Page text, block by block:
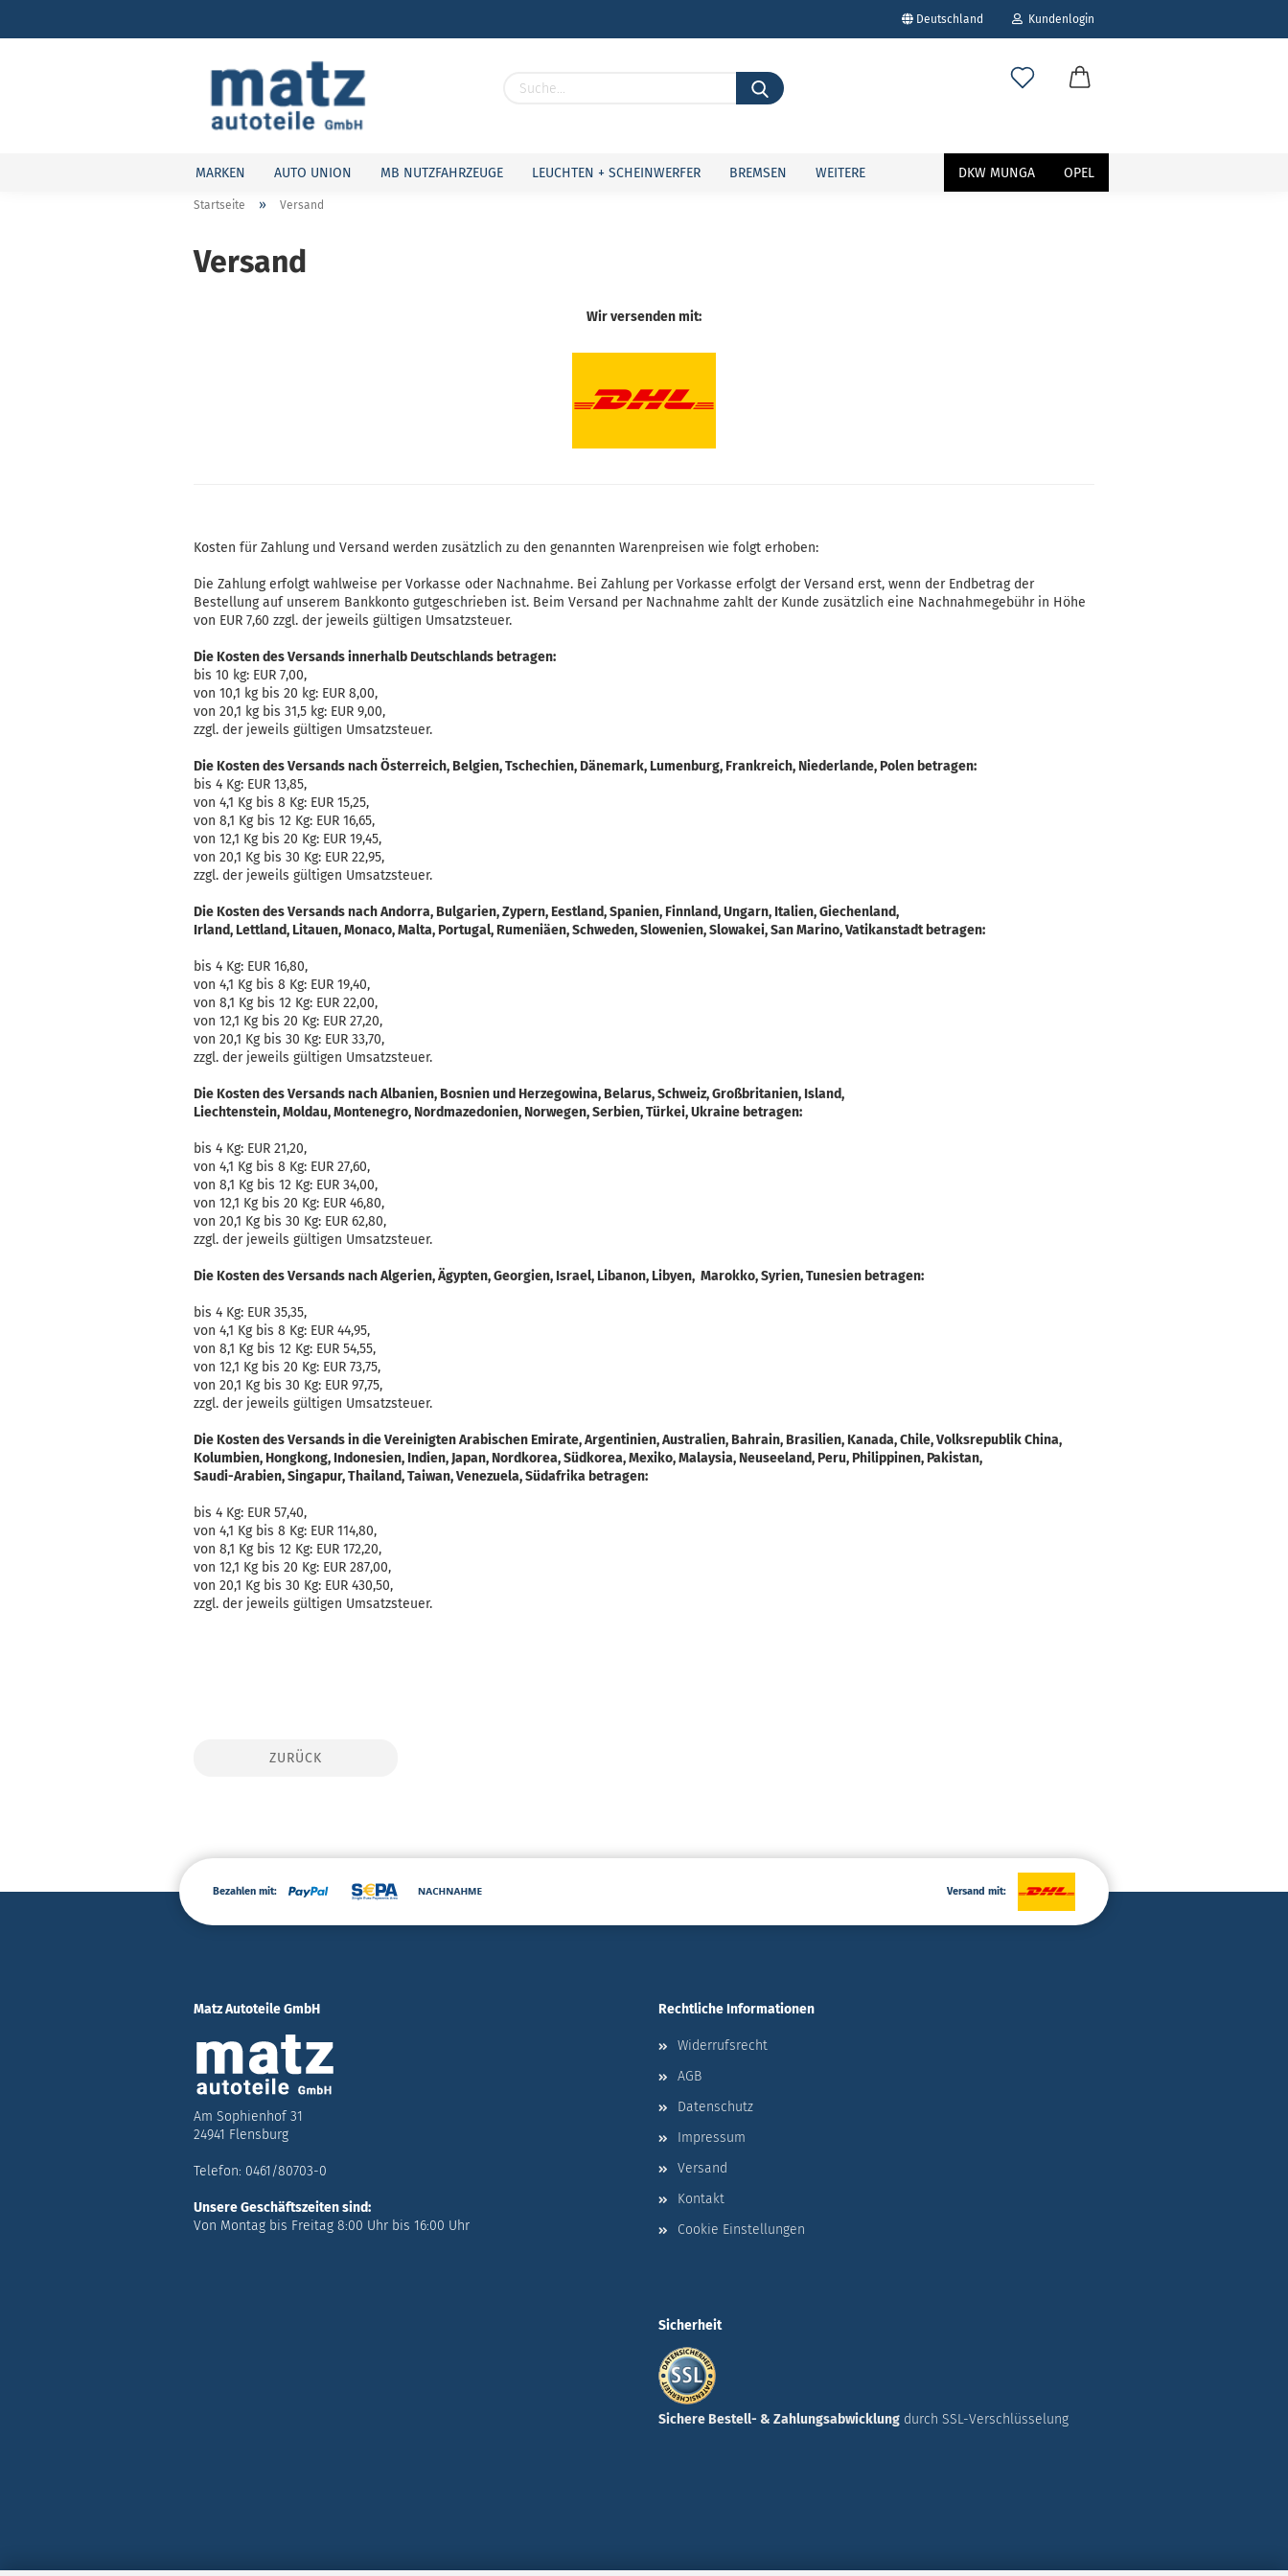
Deutschland Kundenlogin
MARKEN AUTO UNION MB NUTZFAHRZEUGE LEUCHTEN + SCHEINWERFER BREMSEN DKW MUNGA OPEL
WEITERE
Startseite » Versand
Versand
Wir versenden mit:
Kosten für Zahlung und Versand werden zusätzlich zu den genannten Warenpreisen wie folgt erhoben:
Die Zahlung erfolgt wahlweise per Vorkasse oder Nachnahme. Bei Zahlung per Vorkasse erfolgt der Versand erst, wenn der Endbetrag der
Bestellung auf unserem Bankkonto gutgeschrieben ist. Beim Versand per Nachnahme zahlt der Kunde zusätzlich eine Nachnahmegebühr in Höhe
von EUR 7,60 zzgl. der jeweils gültigen Umsatzsteuer.
Die Kosten des Versands innerhalb Deutschlands betragen:
bis 10 kg: EUR 7,00,
von 10,1 kg bis 20 kg: EUR 8,00,
von 20,1 kg bis 31,5 kg: EUR 9,00,
zzgl. der jeweils gültigen Umsatzsteuer.
Die Kosten des Versands nach Österreich, Belgien, Tschechien, Dänemark, Lumenburg, Frankreich, Niederlande, Polen betragen:
bis 4 Kg: EUR 13,85,
von 4,1 Kg bis 8 Kg: EUR 15,25,
von 8,1 Kg bis 12 Kg: EUR 16,65,
von 12,1 Kg bis 20 Kg: EUR 19,45,
von 20,1 Kg bis 30 Kg: EUR 22,95,
zzgl. der jeweils gültigen Umsatzsteuer.
Die Kosten des Versands nach Andorra, Bulgarien, Zypern, Eestland, Spanien, Finnland, Ungarn, Italien, Giechenland,
Irland, Lettland, Litauen, Monaco, Malta, Portugal, Rumeniäen, Schweden, Slowenien, Slowakei, San Marino, Vatikanstadt betragen:
bis 4 Kg: EUR 16,80,
von 4,1 Kg bis 8 Kg: EUR 19,40,
von 8,1 Kg bis 12 Kg: EUR 22,00,
von 12,1 Kg bis 20 Kg: EUR 27,20,
von 20,1 Kg bis 30 Kg: EUR 33,70,
zzgl. der jeweils gültigen Umsatzsteuer.
Die Kosten des Versands nach Albanien, Bosnien und Herzegowina, Belarus, Schweiz, Großbritanien, Island,
Liechtenstein, Moldau, Montenegro, Nordmazedonien, Norwegen, Serbien, Türkei, Ukraine betragen:
bis 4 Kg: EUR 21,20,
von 4,1 Kg bis 8 Kg: EUR 27,60,
von 8,1 Kg bis 12 Kg: EUR 34,00,
von 12,1 Kg bis 20 Kg: EUR 46,80,
von 20,1 Kg bis 30 Kg: EUR 62,80,
zzgl. der jeweils gültigen Umsatzsteuer.
Die Kosten des Versands nach Algerien, Ägypten, Georgien, Israel, Libanon, Libyen, Marokko, Syrien, Tunesien betragen:
bis 4 Kg: EUR 35,35,
von 4,1 Kg bis 8 Kg: EUR 44,95,
von 8,1 Kg bis 12 Kg: EUR 54,55,
von 12,1 Kg bis 20 Kg: EUR 73,75,
von 20,1 Kg bis 30 Kg: EUR 97,75,
zzgl. der jeweils gültigen Umsatzsteuer.
Die Kosten des Versands in die Vereinigten Arabischen Emirate, Argentinien, Australien, Bahrain, Brasilien, Kanada, Chile, Volksrepublik China,
Kolumbien, Hongkong, Indonesien, Indien, Japan, Nordkorea, Südkorea, Mexiko, Malaysia, Neuseeland, Peru, Philippinen, Pakistan,
Saudi-Arabien, Singapur, Thailand, Taiwan, Venezuela, Südafrika betragen:
bis 4 Kg: EUR 57,40,
von 4,1 Kg bis 8 Kg: EUR 114,80,
von 8,1 Kg bis 12 Kg: EUR 172,20,
von 12,1 Kg bis 20 Kg: EUR 287,00,
von 20,1 Kg bis 30 Kg: EUR 430,50,
zzgl. der jeweils gültigen Umsatzsteuer.
ZURÜCK
Bezahlen mit: Versand mit:
Matz Autoteile GmbH
Am Sophienhof 31
24941 Flensburg
Telefon: 0461/80703-0
Unsere Geschäftszeiten sind:
Von Montag bis Freitag 8:00 Uhr bis 16:00 Uhr
Rechtliche Informationen
Widerrufsrecht
AGB
Datenschutz
Impressum
Versand
Kontakt
Cookie Einstellungen
Sicherheit
Sichere Bestell- & Zahlungsabwicklung durch SSL-Verschlüsselung